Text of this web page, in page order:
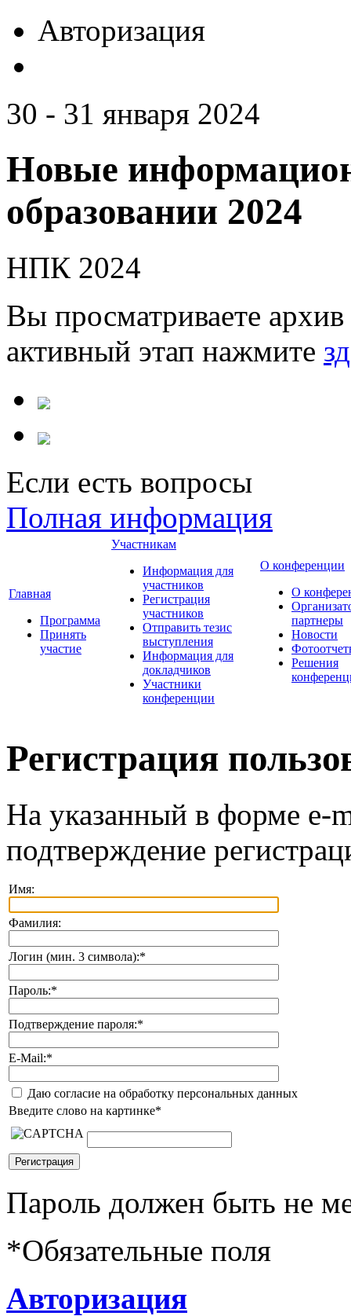
Авторизация
30 - 31 января 2024
Новые
образовании 2024
НПК 2024
Вы просматриваете
активный этап нажмите
Если есть вопросы
Полная информация
Главная
Программа
Принять
участие
Участникам
Информация для
участников
Регистрация
участников
Отправить тезис
выступления
Информация для
докладчиков
Участники
конференции
О конференции
О
партнеры
Новости
Решения
Регистрация
На указанный в форме e-
подтверждение
Имя:
Фамилия:
Логин (мин. 3 символа):*
Пароль:*
Подтверждение пароля:*
E-Mail:*
Даю согласие на обработку персональных данных
Введите слово на картинке*
Пароль должен быть не
*Обязательные поля
Авторизация